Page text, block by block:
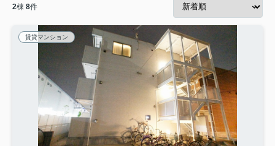
2棟 8件
賃貸マンション